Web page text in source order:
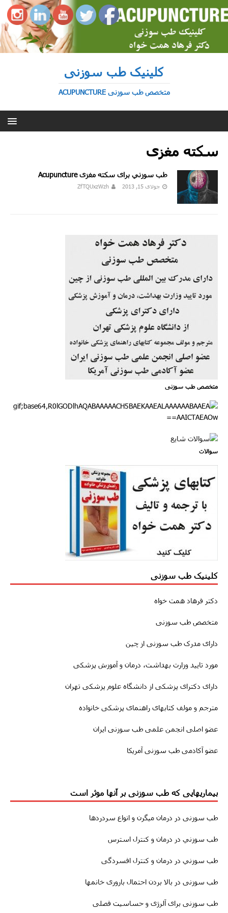
کلینیک طب سوزنی
متخصص طب سوزنی ACUPUNCTURE
سکته مغزى
طب سوزني برای سکته مغزى Acupuncture
جولای 15, 2013 ZfTQUxzWzh
متخصص طب سوزنی
سوالات
کلینیک طب سوزنی
دکتر فرهاد همت خواه
متخصص طب سوزنی
دارای مدرک طب سوزنی از چین
مورد تایید وزارت بهداشت، درمان و آموزش پزشکی
دارای دکترای پزشکی از دانشگاه علوم پزشکی تهران
مترجم و مولف کتابهای راهنمای پزشکی خانواده
عضو اصلی انجمن علمی طب سوزنی ایران
عضو آکادمی طب سوزنی آمریکا
بیماریهایی که طب سوزنی بر آنها موثر است
طب سوزنى در درمان میگرن و انواع سردردها
طب سوزني در درمان و کنترل استرس
طب سوزني در درمان و کنترل افسردگی
طب سوزنى در بالا بردن احتمال باروری خانمها
طب سوزنی برای آلرژی و حساسیت فصلی